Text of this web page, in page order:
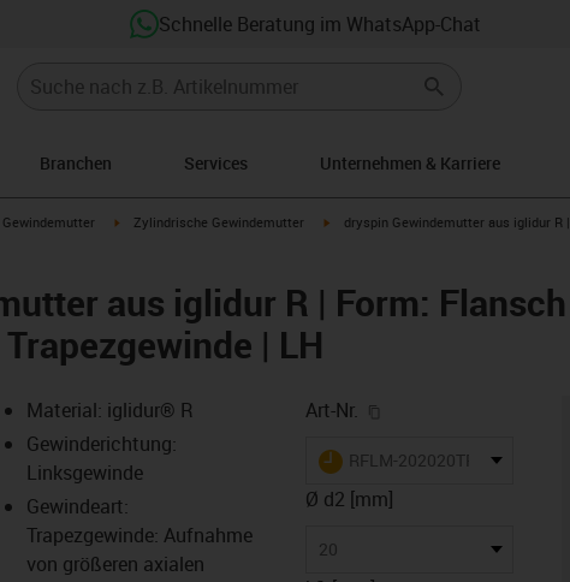
Schnelle Beratung im WhatsApp-Chat
Branchen Services Unternehmen & Karriere
icon-arrow-right
Gewindemutter igus-icon-arrow-right
Zylindrische Gewindemutter igus-icon-arrow-right
dryspin Gewindemutter aus iglidur
aus iglidur R | Form:
| LH
icon-lupe
icon-lupe
Material: iglidur® R
Gewinderichtung:
Linksgewinde
Gewindeart:
Trapezgewinde: Aufnahme
von größeren axialen
Art-Nr.
igus-icon-lieferzeit
RFLM-202020TR8X1.5
Ø d2 [mm]
20